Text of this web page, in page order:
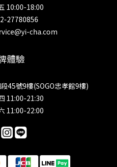
10:00-18:00
27780856
cha.com
體驗
45號9樓(SOGO忠孝館9樓)
11:00-21:30
11:00-22:00